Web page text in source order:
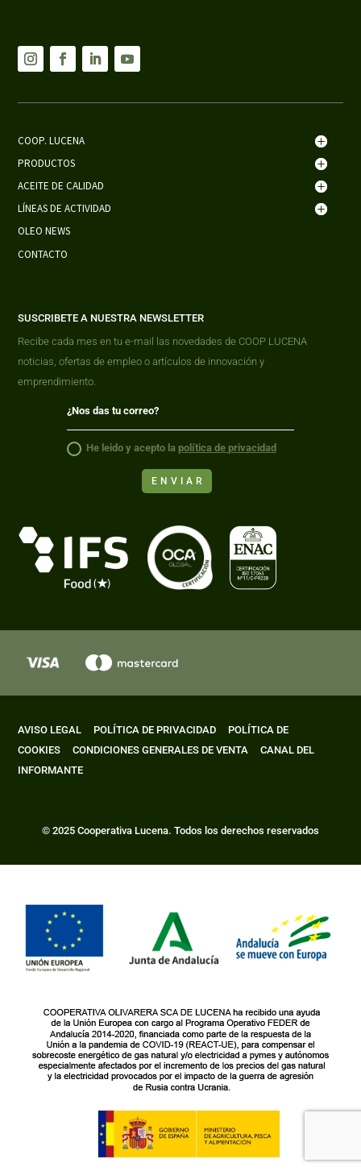
COOP. LUCENA
PRODUCTOS
ACEITE DE CALIDAD
LÍNEAS DE ACTIVIDAD
OLEO NEWS
CONTACTO
SUSCRIBETE A NUESTRA NEWSLETTER
Recibe cada mes en tu e-mail las novedades de COOP LUCENA
noticias, ofertas de empleo o artículos de innovación y
emprendimiento.
He leido y acepto la política de privacidad
ENVIAR
AVISO LEGAL POLÍTICA DE PRIVACIDAD
POLÍTICA DE
COOKIES
CONDICIONES GENERALES DE VENTA
CANAL DEL
INFORMANTE
© 2025 Cooperativa Lucena. Todos los derechos reservados